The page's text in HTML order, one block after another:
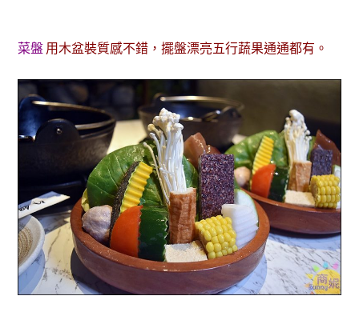
菜盤 用木盆裝質感不錯，擺盤漂亮五行蔬果通通都有。